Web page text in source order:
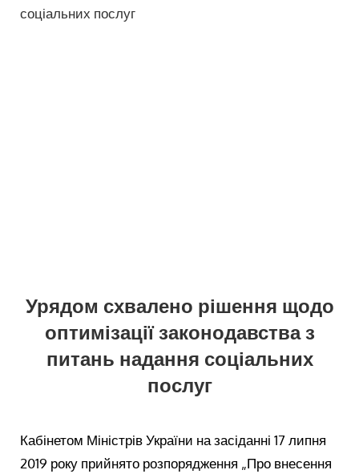
соціальних послуг
Урядом схвалено рішення щодо
оптимізації законодавства з
питань надання соціальних
послуг
Кабінетом Міністрів України на засіданні 17 липня
2019 року прийнято розпорядження „Про внесення